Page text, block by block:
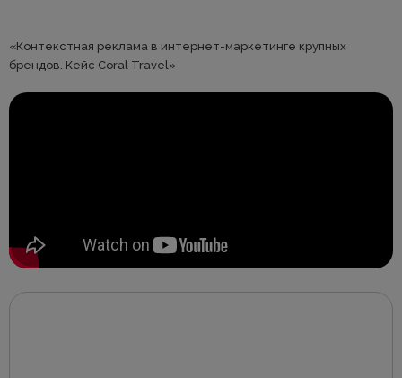
«Контекстная реклама в интернет-маркетинге крупных
брендов. Кейс Coral Travel»